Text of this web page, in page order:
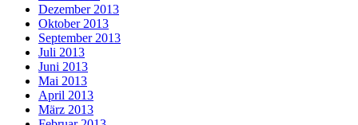
Dezember 2013
Oktober 2013
September 2013
Juli 2013
Juni 2013
Mai 2013
April 2013
März 2013